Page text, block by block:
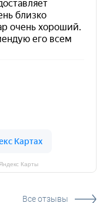
Карты
Все отзывы